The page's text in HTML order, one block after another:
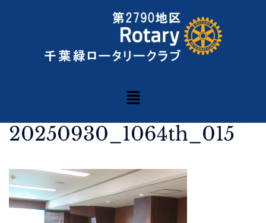
20250930_1064th_015